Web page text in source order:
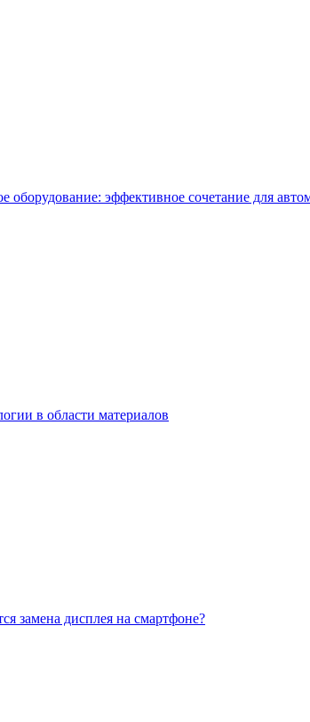
оборудование: эффективное сочетание для
в области материалов
замена дисплея на смартфоне?